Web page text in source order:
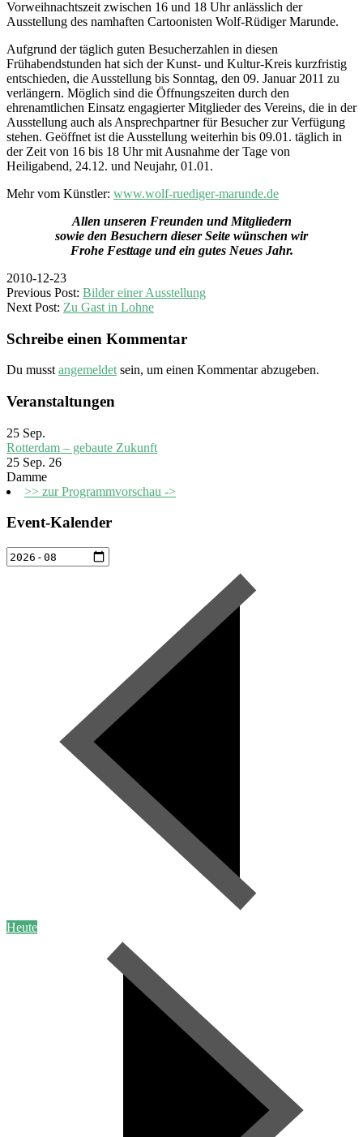
Vorweihnachtszeit zwischen 16 und 18 Uhr anlässlich der
Ausstellung des namhaften Cartoonisten Wolf-Rüdiger Marunde.
Aufgrund der täglich guten Besucherzahlen in diesen
Frühabendstunden hat sich der Kunst- und Kultur-Kreis kurzfristig
entschieden, die Ausstellung bis Sonntag, den 09. Januar 2011 zu
verlängern. Möglich sind die Öffnungszeiten durch den
ehrenamtlichen Einsatz engagierter Mitglieder des Vereins, die in der
Ausstellung auch als Ansprechpartner für Besucher zur Verfügung
stehen. Geöffnet ist die Ausstellung weiterhin bis 09.01. täglich in
der Zeit von 16 bis 18 Uhr mit Ausnahme der Tage von
Heiligabend, 24.12. und Neujahr, 01.01.
Mehr vom Künstler: www.wolf-ruediger-marunde.de
Allen unseren Freunden und Mitgliedern
sowie den Besuchern dieser Seite wünschen wir
Frohe Festtage und ein gutes Neues Jahr.
2010-12-23
Previous Post: Bilder einer Ausstellung
Next Post: Zu Gast in Lohne
Schreibe einen Kommentar
Du musst angemeldet sein, um einen Kommentar abzugeben.
Veranstaltungen
25 Sep.
Rotterdam – gebaute Zukunft
25 Sep. 26
Damme
>> zur Programmvorschau ->
Event-Kalender
Heute